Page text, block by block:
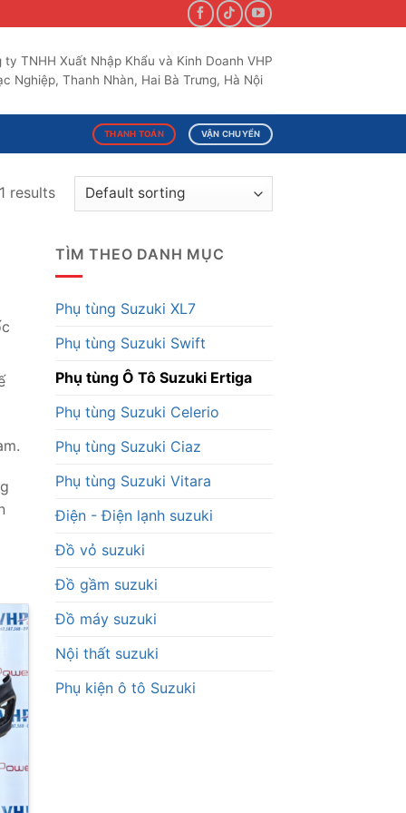
TNHH Xuất Nhập Khẩu và Kinh Doanh VHP
Nghiệp, Thanh Nhàn, Hai Bà Trưng, Hà Nội
THANH TOÁN VẬN CHUYỂN
results
TÌM THEO DANH MỤC
Phụ tùng Suzuki XL7
Phụ tùng Suzuki Swift
Phụ tùng Ô Tô Suzuki Ertiga
Phụ tùng Suzuki Celerio
Phụ tùng Suzuki Ciaz
Phụ tùng Suzuki Vitara
Điện - Điện lạnh suzuki
Đồ vỏ suzuki
Đồ gầm suzuki
Đồ máy suzuki
Nội thất suzuki
Phụ kiện ô tô Suzuki